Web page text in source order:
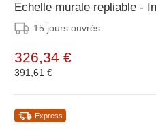
Echelle murale repliable -
15 jours ouvrés
326,34 €
391,61 €
Express